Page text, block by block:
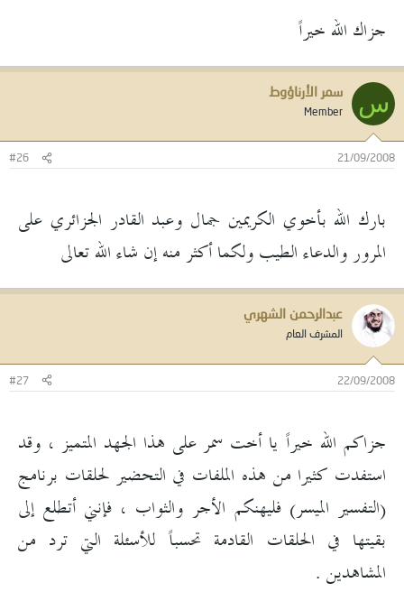
جزاك الله خيراً
س سمر الأرناؤوط
Member
21/09/2008
#26
بارك الله بأخوي الكريمين جمال وعبد القادر الجزائري على
المرور والدعاء الطيب ولكما أكثر منه إن شاء الله تعالى
عبدالرحمن الشهري
المشرف العام
22/09/2008
#27
جزاكم الله خيراً يا أخت سمر على هذا الجهد المتميز ، وقد
استفدت كثيرا من هذه الملفات في التحضير لحلقات برنامج
(التفسير الميسر) فليهنكم الأجر والثواب ، فإنني أتطلع إلى
بقيتها في الحلقات القادمة تحسباً للأسئلة التي ترد من
المشاهدين .